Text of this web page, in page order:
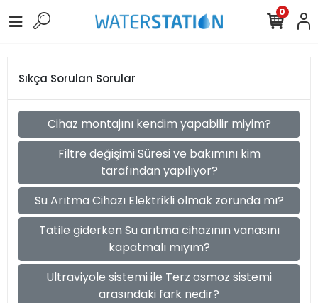
0
Sıkça Sorulan Sorular
Cihaz montajını kendim yapabilir miyim?
Filtre değişimi Süresi ve bakımını kim
tarafından yapılıyor?
Su Arıtma Cihazı Elektrikli olmak zorunda mı?
Tatile giderken Su arıtma cihazının vanasını
kapatmalı mıyım?
Ultraviyole sistemi ile Terz osmoz sistemi
arasındaki fark nedir?